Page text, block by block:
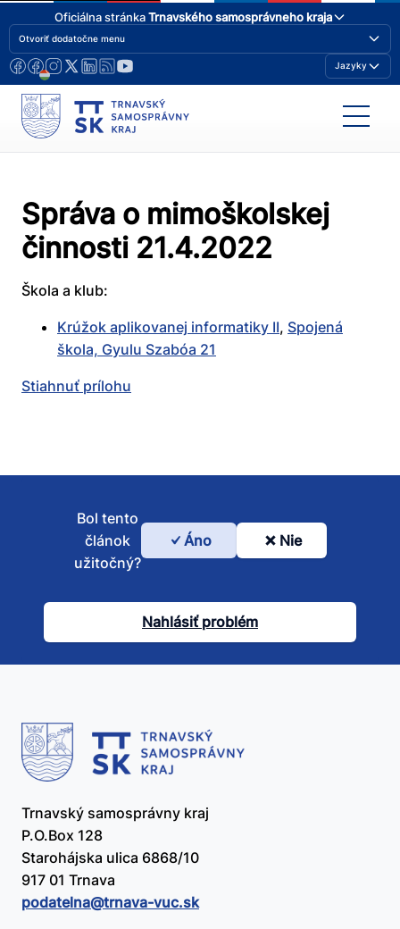
Oficiálna stránkaTrnavského samosprávneho kraja
Otvoriť dodatočne menu
Jazyky
Správa o mimoškolskej
činnosti 21.4.2022
Škola a klub:
Krúžok aplikovanej informatiky II, Spojená
škola, Gyulu Szabóa 21
Stiahnuť prílohu
Bol
článok
užitočný?
Bol tento
článok
užitočný?
Áno Nie
Nahlásiť problém
Trnavský samosprávny kraj
P.O.Box 128
Starohájska ulica 6868/10
917 01 Trnava
podatelna@​trnava-vuc.sk